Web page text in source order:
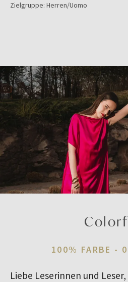
Zielgruppe: Herren/Uomo
100% FARBE -
Liebe Leserinnen und Leser,